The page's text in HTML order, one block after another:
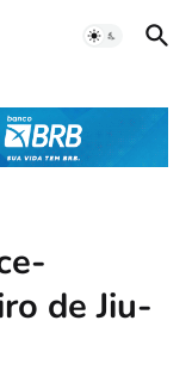
de Jiu-